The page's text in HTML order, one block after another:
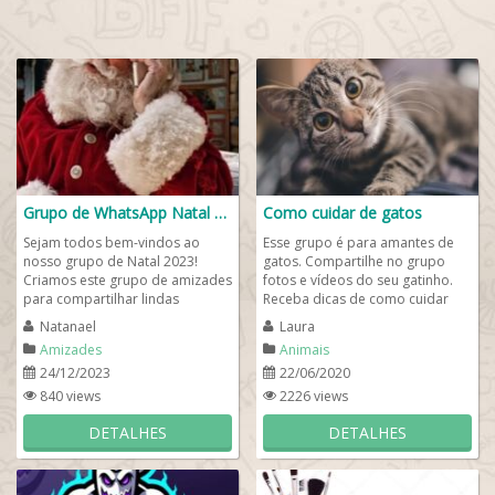
Grupo de WhatsApp Natal 🎄🧑🏻‍🎄🎅🏻
Sejam todos bem-vindos ao
nosso grupo de Natal 2023!
Criamos este grupo de amizades
para compartilhar lindas
mensagens de Natal com os
amigos, a família e...
Natanael
Amizades
24/12/2023
840 views
DETALHES
Como cuidar de gatos
Esse grupo é para amantes de
gatos. Compartilhe no grupo
fotos e vídeos do seu gatinho.
Receba dicas de como cuidar
melhor do seu pet. Conheça as
dicas...
Laura
Animais
22/06/2020
2226 views
DETALHES